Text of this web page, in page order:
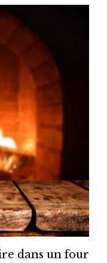
dans un four